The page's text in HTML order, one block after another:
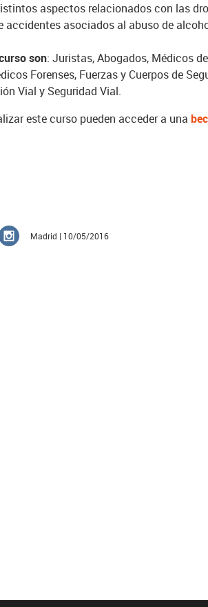
aspectos relacionados con las
accidentes asociados al abuso de
son: Juristas, Abogados, Médicos
Forenses, Fuerzas y Cuerpos de
Vial y Seguridad Vial.
este curso pueden acceder a una
Madrid | 10/05/2016